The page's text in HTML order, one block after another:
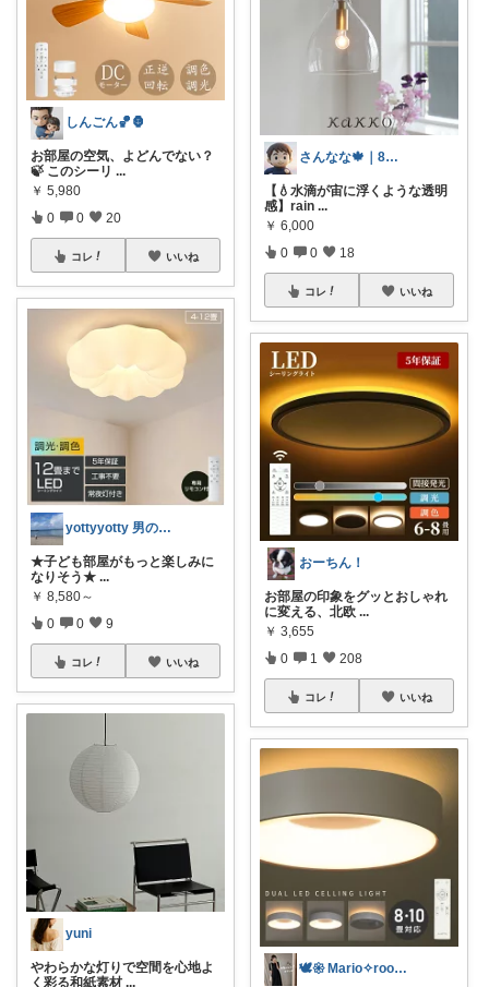
しんごん🏀🦍
お部屋の空気、よどんでない？
🍃 このシーリ ...
￥ 5,980
0 0 20
コレ いいね
yottyyotty 男の子ママの暮らし
★子ども部屋がもっと楽しみに
なりそう★ ...
￥ 8,580～
0 0 9
コレ いいね
yuni
やわらかな灯りで空間を心地よ
く彩る和紙素材 ...
さんなな🍁｜8月朝コレチャレンジ🌞
【💧水滴が宙に浮くような透明
感】rain ...
￥ 6,000
0 0 18
コレ いいね
おーちん！
お部屋の印象をグッとおしゃれ
に変える、北欧 ...
￥ 3,655
0 1 208
コレ いいね
🕊𑁍 Mario✧room 𑁍🕊